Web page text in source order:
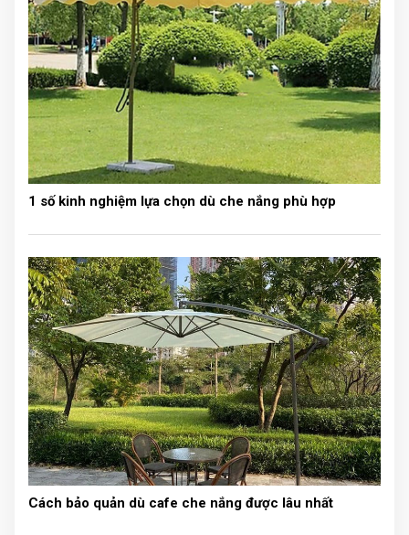
DỊCH VỤ CỦA CHÚNG TÔI
Với mong muốn đưa đến sự hài lòng cũng như chất
lượng dịch vụ tốt nhất giàn phơi Hòa Phát chúng tôi xin
cam kết bán đúng chủng loại mẫu mã, cung cấp những
thông tin chính xác về sản phẩm: như quy cách, chất
liệu, thông số kỹ thuật, xuất sứ sản phẩm
Bán đúng theo giá quy định, chúng tôi cam kết không
bán giá cao hơn và cũng không bán rẻ hơn cho khách
1 số kinh nghiệm lựa chọn dù che nắng phù hợp
Cách bảo quản dù cafe che nắng được lâu nhất